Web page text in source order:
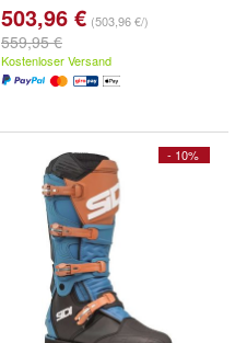
503,96 € (503,96 €/)
559,95 €
Kostenloser Versand
- 10%